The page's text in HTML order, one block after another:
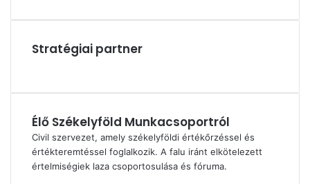
Stratégiai partner
Élő Székelyföld Munkacsoportról
Civil szervezet, amely székelyföldi értékőrzéssel és
értékteremtéssel foglalkozik. A falu iránt elkötelezett
értelmiségiek laza csoportosulása és fóruma.